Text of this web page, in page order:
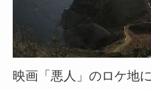
映画「悪人」のロケ地